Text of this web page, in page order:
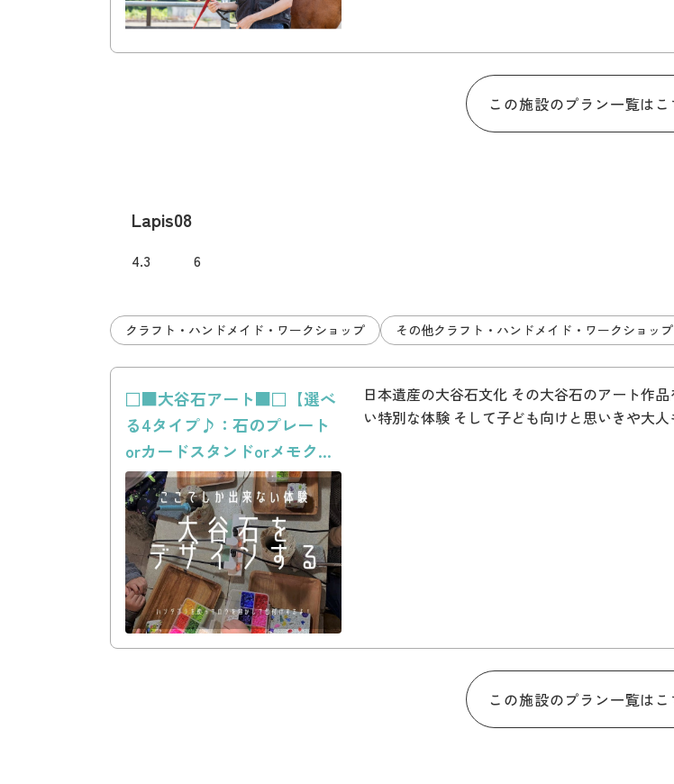
この施設のプラン一覧はこ
Lapis08
クラフト・ハンドメイド・ワークショップ その他クラフト・ハンドメイド・ワークショップ
4.3 6
□■大谷石アート■□【選べ
る4タイプ♪：石のプレート
orカードスタンドorメモク...
日本遺産の大谷石文化 その大谷石のアート作
い特別な体験 そして子ども向けと思いきや大
この施設のプラン一覧はこ